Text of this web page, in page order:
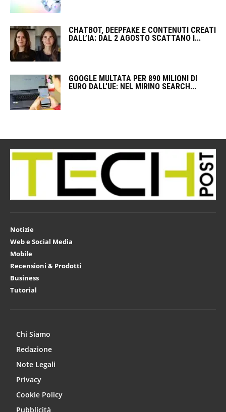
CHATBOT, DEEPFAKE E CONTENUTI CREATI
DALL’IA: DAL 2 AGOSTO SCATTANO I...
GOOGLE MULTATA PER 890 MILIONI DI
EURO DALL’UE: NEL MIRINO SEARCH...
Notizie
Web e Social Media
Mobile
Recensioni & Prodotti
Business
Tutorial
Chi Siamo
Redazione
Note Legali
Privacy
Cookie Policy
Pubblicità